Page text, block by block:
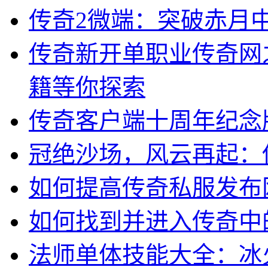
传奇2微端：突破赤月
传奇新开单职业传奇
籍等你探索
传奇客户端十周年纪
冠绝沙场，风云再起
如何提高传奇私服发
如何找到并进入传奇
法师单体技能大全：